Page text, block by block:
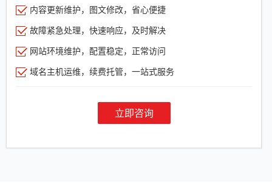
内容更新维护，图文修改，省心便捷
故障紧急处理，快速响应，及时解决
网站环境维护，配置稳定，正常访问
域名主机运维，续费托管，一站式服务
立即咨询